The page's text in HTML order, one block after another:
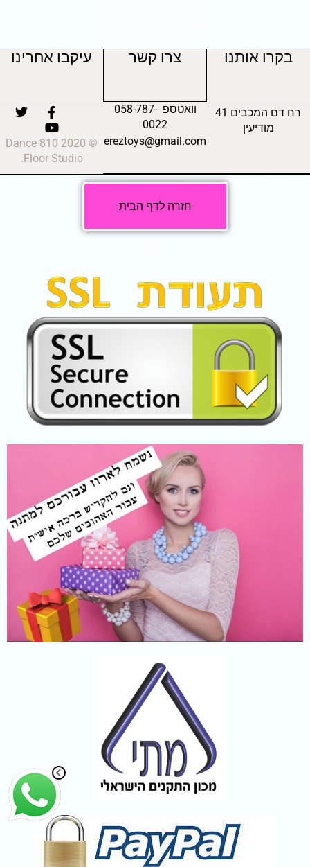
בקרו אותנו
רח דם המכבים 41
מודיעין
צרו קשר
וואטספ 058-787-
0022
ereztoys@gmail.com
עיקבו אחרינו
© 2020 810 Dance
Floor Studio.
חזרה לדף הבית